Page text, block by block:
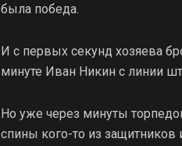
была победа.
И с первых секунд хозяева
минуте Иван Никин с линии
Но уже через минуты
спины кого-то из